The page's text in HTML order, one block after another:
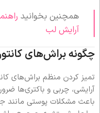
همچنین بخوانید
آرایش لب
چگونه براش‌های
تمیز کردن منظم براش‌های
آرایشی، چربی و باکتری‌ها
باعث مشکلات پوستی مانند